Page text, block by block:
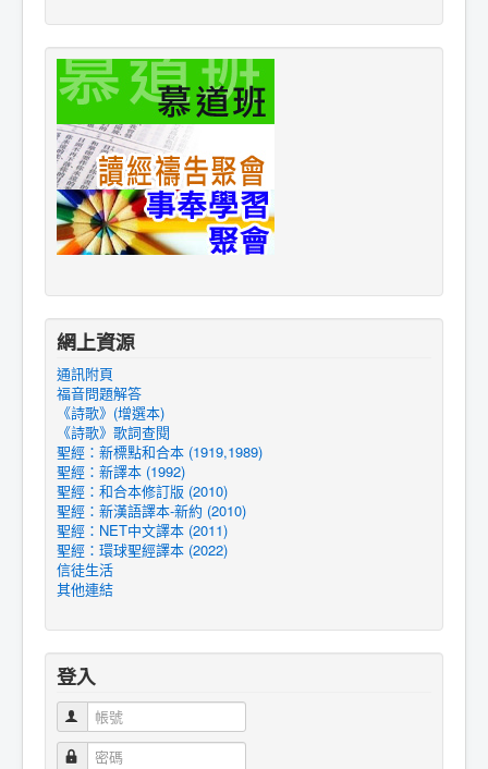
網上資源
通訊附頁
福音問題解答
《詩歌》(增選本)
《詩歌》歌詞查閱
聖經：新標點和合本 (1919,1989)
聖經：新譯本 (1992)
聖經：和合本修訂版 (2010)
聖經：新漢語譯本-新約 (2010)
聖經：NET中文譯本 (2011)
聖經：環球聖經譯本 (2022)
信徒生活
其他連結
登入
帳號
密碼